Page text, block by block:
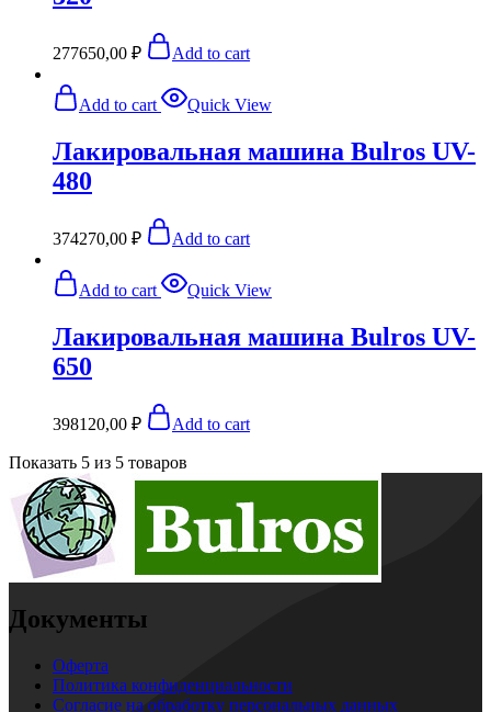
277650,00 ₽ Add to cart
Add to cart Quick View
Лакировальная машина Bulros UV-
480
374270,00 ₽ Add to cart
Add to cart Quick View
Лакировальная машина Bulros UV-
650
398120,00 ₽ Add to cart
Показать 5 из 5 товаров
Документы
Оферта
Политика конфиденциальности
Согласие на обработку персональных данных